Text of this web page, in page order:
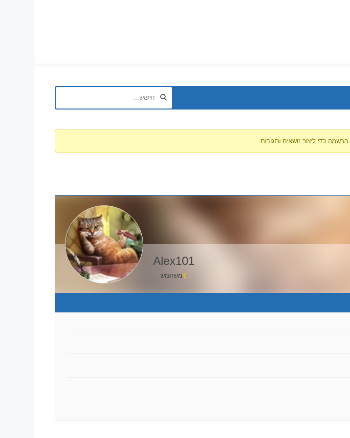
הרשמה כדי ליצור נושאים ותגובות.
Alex101
משתמש